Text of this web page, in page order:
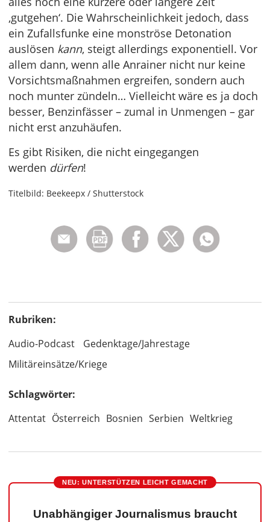
‚gutgehen‘. Die Wahrscheinlichkeit jedoch, dass
ein Zufallsfunke eine monströse Detonation
auslösen kann, steigt allerdings exponentiell. Vor
allem dann, wenn alle Anrainer nicht nur keine
Vorsichtsmaßnahmen ergreifen, sondern auch
noch munter zündeln… Vielleicht wäre es ja doch
besser, Benzinfässer – zumal in Unmengen – gar
nicht erst anzuhäufen.
Es gibt Risiken, die nicht eingegangen
werden dürfen!
Titelbild: Beekeepx / Shutterstock
Rubriken:
Audio-Podcast
Gedenktage/Jahrestage
Militäreinsätze/Kriege
Schlagwörter:
Attentat Österreich Bosnien Serbien Weltkrieg
NEU: UNTERSTÜTZEN LEICHT GEMACHT
Unabhängiger Journalismus braucht